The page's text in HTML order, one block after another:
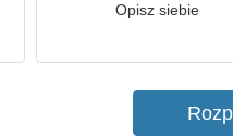
Opisz siebie